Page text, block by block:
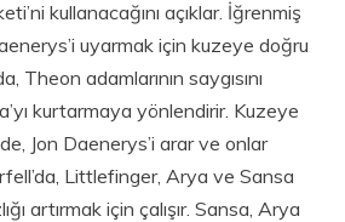
kullanacağını açıklar. İğrenmiş
uyarmak için kuzeye doğru
Theon adamlarının saygısını
kurtarmaya yönlendirir. Kuzeye
Jon Daenerys’i arar ve onlar
Littlefinger, Arya ve Sansa
artırmak için çalışır. Sansa, Arya